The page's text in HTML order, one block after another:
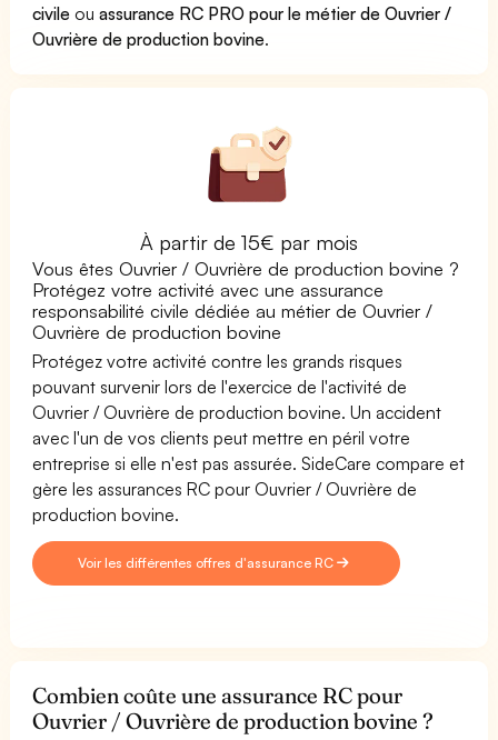
civile ouassurance RC PRO pour le métier de Ouvrier /
Ouvrière de production bovine.
À partir de 15€ par mois
Vous êtes Ouvrier / Ouvrière de production bovine ?
Protégez votre activité avec une assurance
responsabilité civile dédiée au métier de Ouvrier /
Ouvrière de production bovine
Protégez votre activité contre les grands risques
pouvant survenir lors de l'exercice de l'activité de
Ouvrier / Ouvrière de production bovine. Un accident
avec l'un de vos clients peut mettre en péril votre
entreprise si elle n'est pas assurée. SideCare compare et
gère les assurances RC pour Ouvrier / Ouvrière de
production bovine.
Voir les différentes offres d'assurance RC
Combien coûte une assurance RC pour
Ouvrier / Ouvrière de production bovine ?